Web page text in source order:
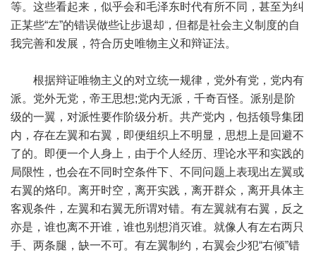
等。这些看起来，似乎会和毛泽东时代有所不同，甚至为纠
正某些“左”的错误做些让步退却，但都是社会主义制度的自
我完善和发展，符合历史唯物主义和辩证法。
根据辩证唯物主义的对立统一规律，党外有党，党内有
派。党外无党，帝王思想;党内无派，千奇百怪。派别是阶
级的一翼，对派性要作阶级分析。共产党内，包括领导集团
内，存在左翼和右翼，即便组织上不明显，思想上是回避不
了的。即便一个人身上，由于个人经历、理论水平和实践的
局限性，也会在不同时空条件下、不同问题上表现出左翼或
右翼的烙印。离开时空，离开实践，离开群众，离开具体主
客观条件，左翼和右翼无所谓对错。有左翼就有右翼，反之
亦是，谁也离不开谁，谁也别想消灭谁。就像人有左右两只
手、两条腿，缺一不可。有左翼制约，右翼会少犯“右倾”错